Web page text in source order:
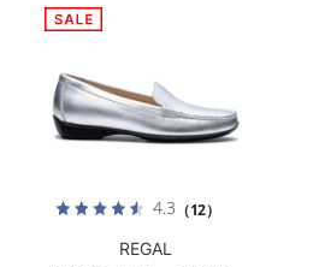
4.3 （12）
REGAL